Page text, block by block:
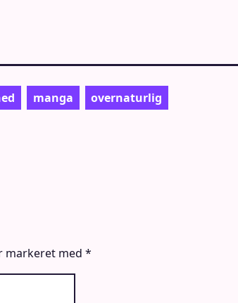
manga overnaturlig
markeret med *